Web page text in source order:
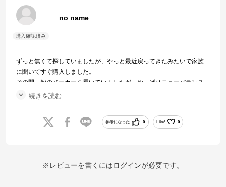
no name
ずっと無くて探していましたが、やっと最近戻ってきたみたいで家族
に聞いてすぐ購入しました。
その間、他のメーカーを履いていましたが、やっぱりニューバランス
はクッションがめちゃくちゃ良くて履き心地もいいし、特に一日中歩
続きを読む
参考になった 0 Like! 0
※レビューを書くにはログインが必要です。